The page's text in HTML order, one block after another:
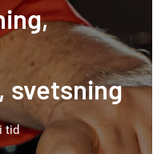
tid
svetsning